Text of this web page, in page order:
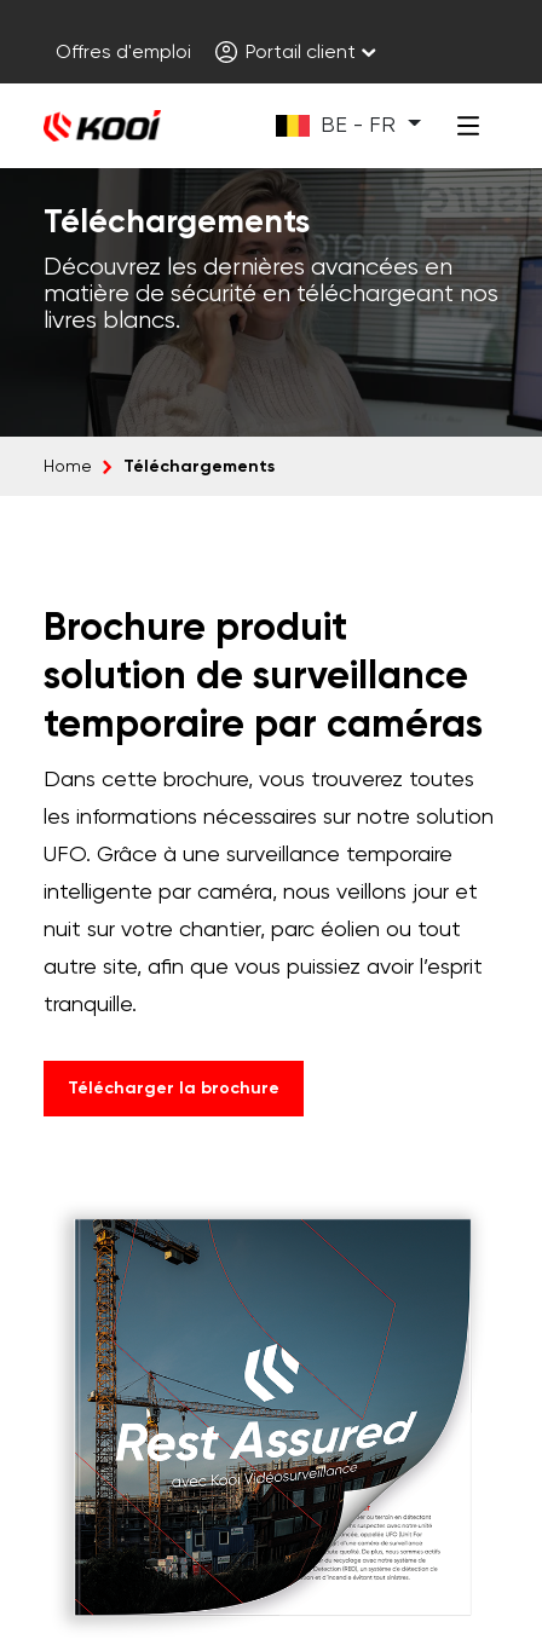
Offres d'emploi Portail client
BE - FR
Téléchargements
Découvrez les dernières avancées en
matière de sécurité en téléchargeant nos
livres blancs.
Home Téléchargements
Brochure produit
solution de surveillance
temporaire par caméras
Dans cette brochure, vous trouverez toutes
les informations nécessaires sur notre solution
UFO. Grâce à une surveillance temporaire
intelligente par caméra, nous veillons jour et
nuit sur votre chantier, parc éolien ou tout
autre site, afin que vous puissiez avoir l’esprit
tranquille.
Télécharger la brochure